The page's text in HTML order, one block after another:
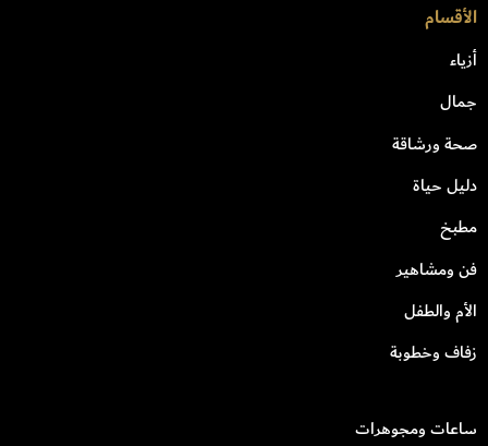
الأقسام
أزياء
جمال
صحة ورشاقة
دليل حياة
مطبخ
فن ومشاهير
الأم والطفل
زفاف وخطوبة
ساعات ومجوهرات